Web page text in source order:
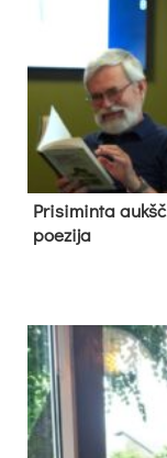
Pri­si­min­ta
poe­zi­ja